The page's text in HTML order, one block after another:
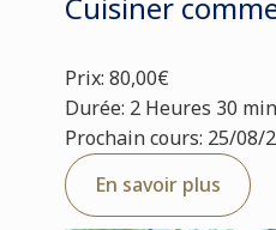
Prix: 80,00€
Durée: 2 Heures 30
Prochain cours: 25/08/
En savoir plus